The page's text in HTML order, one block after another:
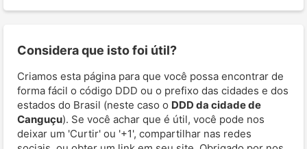
Considera que isto foi útil?
Criamos esta página para que você possa encontrar de
forma fácil o código DDD ou o prefixo das cidades e dos
estados do Brasil (neste caso o DDD da cidade de
Canguçu). Se você achar que é útil, você pode nos
deixar um 'Curtir' ou '+1', compartilhar nas redes